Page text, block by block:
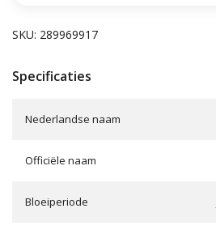
SKU: 289969917
Specificaties
Nederlandse naam
Officiële naam
Bloeiperiode